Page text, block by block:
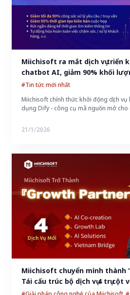
Miichisoft ra mắt dịch vụ triển
chatbot AI, giảm 90% khối
bảo mật tuyệt đối
#Tin tức mới nhất
Miichisoft chính thức khởi động dịch
dụng Dify - công cụ mã nguồn mở
21/1/2026
Miichisoft chuyển mình thành
Tái cấu trúc bộ dịch vụ 4 trụ
mắt công cụ AIDO giúp doanh